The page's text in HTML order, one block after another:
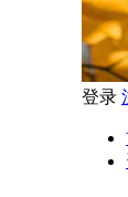
登录